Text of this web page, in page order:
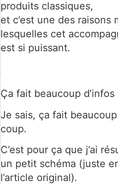
produits classiques,
et c’est une des raisons
lesquelles cet
est si puissant.
Ça fait beaucoup d’infos
Je sais, ça fait
coup.
C’est pour ça que j’ai
un petit schéma (juste
l’article original).